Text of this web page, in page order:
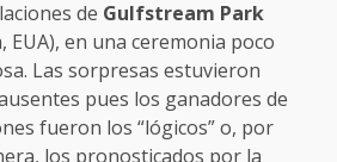
de Gulfstream Park
EUA), en una ceremonia poco
Las sorpresas estuvieron
pues los ganadores de
fueron los “lógicos” o, por
los pronosticados por la